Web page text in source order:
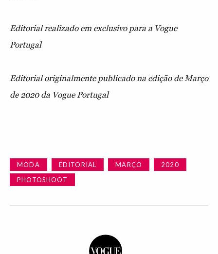
Editorial realizado em exclusivo para a Vogue
Portugal
Editorial originalmente publicado na edição de Março
de 2020 da Vogue Portugal
MODA EDITORIAL MARÇO
2020
PHOTOSHOOT